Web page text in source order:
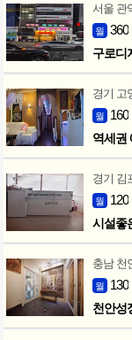
서울 관
월 360
구로디
경기 고
월 160
역세권
경기 김
월 120
시설좋
충남 천
월 130
천안성